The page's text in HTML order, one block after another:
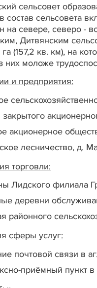
сельсовет
состав сельсовета
на севере, северо -
Дитвянским
(157,2 кв. км), на
них моложе
и предприятия:
акционерное
лесничество, д.
торговли:
Лидского филиала
деревни
районного
сферы услуг:
почтовой связи в
приёмный пункт